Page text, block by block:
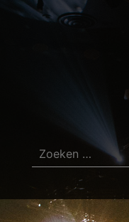
Zoeken
naar: